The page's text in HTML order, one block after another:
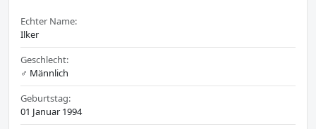
Echter Name:
Ilker
Geschlecht:
♂️ Männlich
Geburtstag:
01 Januar 1994